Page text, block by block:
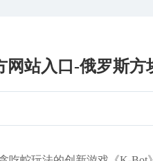
网站入口-俄罗斯